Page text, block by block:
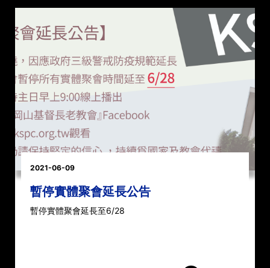
2021-06-09
暫停實體聚會延長公告
暫停實體聚會延長至6/28